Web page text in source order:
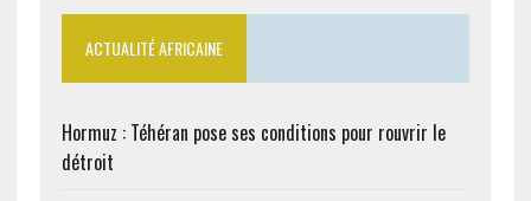
ACTUALITÉ AFRICAINE
Hormuz : Téhéran pose ses conditions pour rouvrir le
détroit